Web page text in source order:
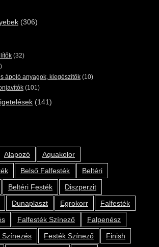
(306)
(32)
ápoló anyagok, kiegészítők (10)
(101)
(141)
Alapozó
Aquakolor
Belső Falfesték
Beltéri
Beltéri Festék
Diszperzit
Dunaplaszt Egrokorr
Falfesték
Falfesték Színező
Falpenész
Színezés Festék Színező
Finish